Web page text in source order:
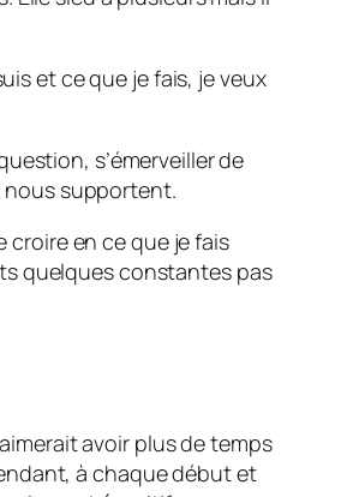
et ce que je fais, je veux
s’émerveiller de
nous supportent.
croire en ce que je fais
quelques constantes pas
avoir plus de temps
à chaque début et